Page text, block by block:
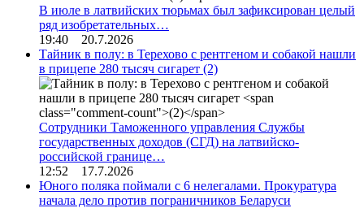
В июле в латвийских тюрьмах был зафиксирован целый
ряд изобретательных…
19:40 20.7.2026
Тайник в полу: в Терехово с рентгеном и собакой нашли
в прицепе 280 тысяч сигарет (2)
Сотрудники Таможенного управления Службы
государственных доходов (СГД) на латвийско-
российской границе…
12:52 17.7.2026
Юного поляка поймали с 6 нелегалами. Прокуратура
начала дело против пограничников Беларуси